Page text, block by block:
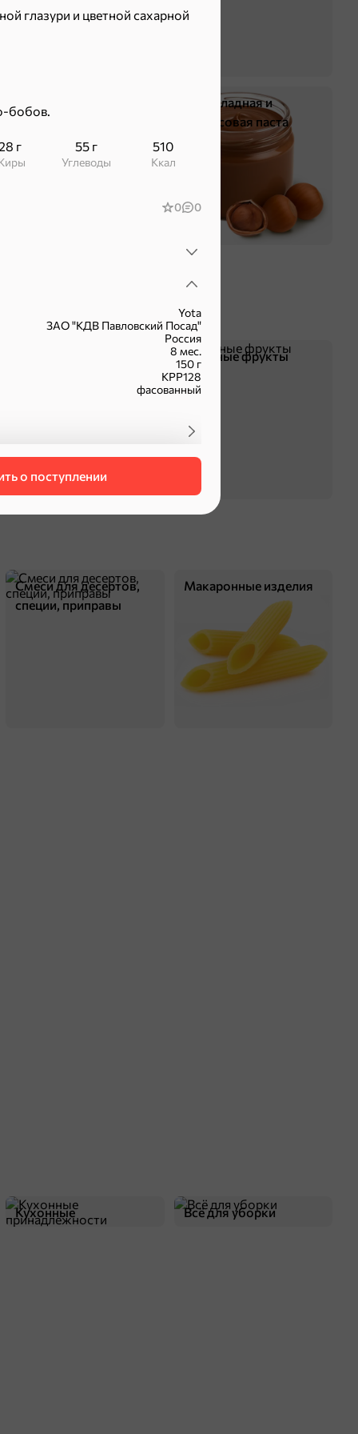
глазури и цветной сахарной
бобов.
г
Жиры
55 г
Углеводы
510
ккал
0 0
Yota
ЗАО "КДВ Павловский Посад"
Россия
8 мес.
150 г
КРР128
фасованный
о поступлении
Шоколадная и
арахисовая паста
Сушеные фрукты
Смеси для десертов,
специи, приправы
Макаронные изделия
Кухонные
принадлежности
Всё для уборки